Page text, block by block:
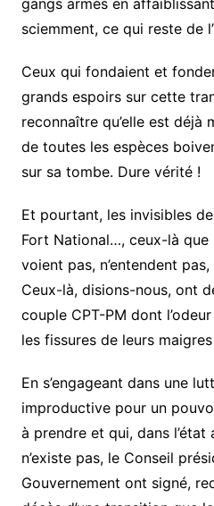
gangs armés en
sciemment, ce qui reste de
Ceux qui fondaient et
grands espoirs sur cette
reconnaître qu’elle est
de toutes les espèces
sur sa tombe. Dure vérité !
Et pourtant, les invisibles
Fort National…, ceux-là que
voient pas, n’entendent
Ceux-là, disions-nous, ont
couple CPT-PM dont
les fissures de leurs
En s’engageant dans une
improductive pour un
à prendre et qui, dans l’état
n’existe pas, le Conseil
Gouvernement ont signé,